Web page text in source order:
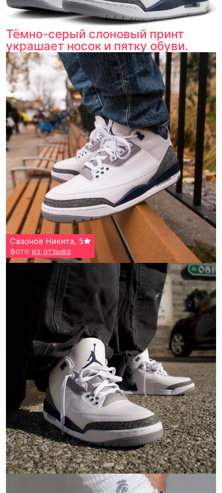
Тёмно-серый слоновый принт
украшает носок и пятку обуви.
Сазонов Никита, 5
фото из отзыва